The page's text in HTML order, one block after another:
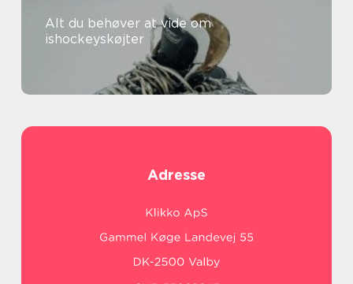
Alt du behøver at vide om
ishockeyskøjter
Adresse